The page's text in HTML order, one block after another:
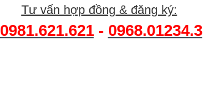
Tư vấn hợp đồng & đăng ký:
0981.621.621- 0968.01234.3